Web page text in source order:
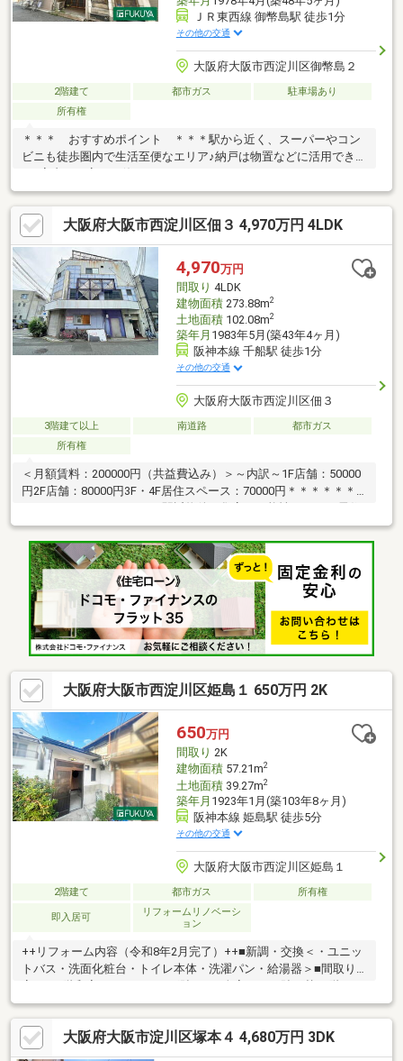
ＪＲ東西線 御幣島駅 徒歩1分
その他の交通
大阪府大阪市西淀川区御幣島２
2階建て 都市ガス
駐車場あり
所有権
＊＊＊ おすすめポイント ＊＊＊駅から近く、スーパーやコン
ビニも徒歩圏内で生活至便なエリア♪納戸は物置などに活用できま
ス）は納戸ですシャッター付き車庫：幅約2.3ｍ×奥行約5.7ｍ×高
さ約1.5ｍ※再建築不可＊＊＊ 周辺環境 ＊＊＊スーパーマルハ
チみてじま店：徒歩4分（259ｍ）ローソン御幣島駅前店：徒歩3
分（172ｍ）エディオンみてじま店：徒歩5分（335ｍ）西淀川歌
島橋郵便局：徒歩4分（246ｍ）大阪市西淀川区役所：徒歩4分
（291ｍ）大阪府西淀川警察署：徒歩5分（358ｍ）
大阪府大阪市西淀川区佃３ 4,970万円 4LDK
4,970万円
間取り 4LDK
建物面積273.88m2
土地面積102.08m2
築年月 1983年5月(築43年4ヶ月)
阪神本線 千船駅 徒歩1分
その他の交通
大阪府大阪市西淀川区佃３
3階建て以上 南道路
都市ガス
所有権
＜月額賃料：200000円（共益費込み）＞～内訳～1F店舗：50000
円2F店舗：80000円3F・4F居住スペース：70000円＊＊＊＊＊＊
スペース＋店舗×２！店舗にキッチン設備あり！鉄骨造４階建て！
南西角地物件！＊＊＊＊＊＊＊＊＊＊＊＊＊＊＊＊＊＊
大阪府大阪市西淀川区姫島１ 650万円 2K
650万円
間取り 2K
建物面積57.21m2
土地面積39.27m2
築年月 1923年1月(築103年8ヶ月)
阪神本線 姫島駅 徒歩5分
その他の交通
大阪府大阪市西淀川区姫島１
2階建て 都市ガス 所有権
即入居可
リフォームリノベーシ
ョン
++リフォーム内容（令和8年2月完了）++■新調・交換＜・ユニッ
トバス・洗面化粧台・トイレ本体・洗濯パン・給湯器＞■間取り
ーリング貼り替○3沿線利用可能にて通勤・通学にも便利な立地○
ユニットバス・トイレ・洗面化粧台交換済み○使い勝手が良い2K
の間取り○1階は扉を設けることで居室としてもお使いいただけま
す（リフォーム費用要）※私道通行料【月額3420円要】※売主契約
大阪府大阪市淀川区塚本４ 4,680万円 3DK